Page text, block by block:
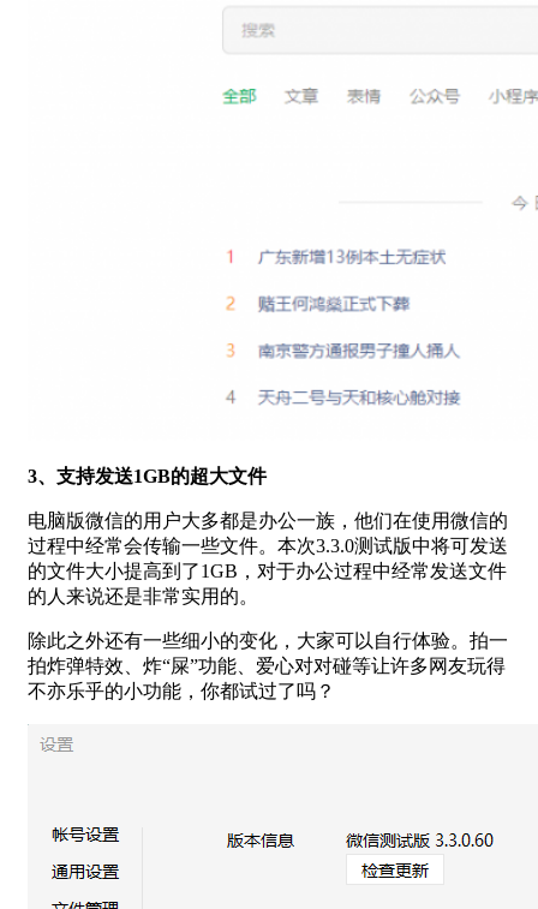
3、支持发送1GB的超大文件
电脑版微信的用户大多都是办公一族，他们在使用微信的
过程中经常会传输一些文件。本次3.3.0测试版中将可发送
的文件大小提高到了1GB，对于办公过程中经常发送文件
的人来说还是非常实用的。
除此之外还有一些细小的变化，大家可以自行体验。拍一
拍炸弹特效、炸“屎”功能、爱心对对碰等让许多网友玩得
不亦乐乎的小功能，你都试过了吗？